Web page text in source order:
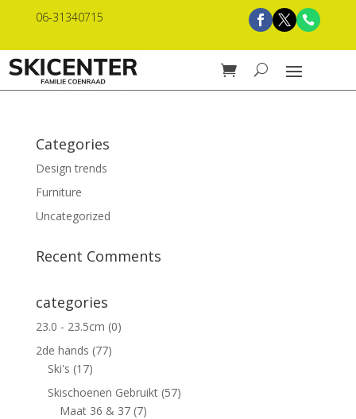
06-31340715
Categories
Design trends
Furniture
Uncategorized
Recent Comments
categories
23.0 - 23.5cm (0)
2de hands (77)
Ski's (17)
Skischoenen Gebruikt (57)
Maat 36 & 37 (7)